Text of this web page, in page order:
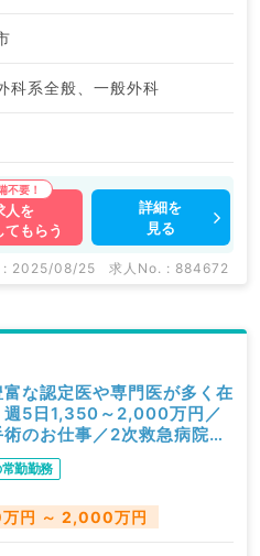
科系全般、一般外科
人を
てもらう
詳細を
見る
: 2025/08/25 求人No. : 884672
富な認定医や専門医が多く在
週5日1,350～2,000万円／
のお仕事／2次救急病院
常勤）
勤勤務
円 ～ 2,000万円